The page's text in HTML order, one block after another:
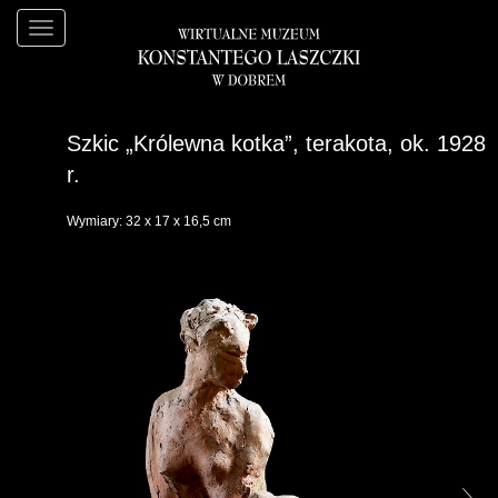
Szkic „Królewna kotka”, terakota, ok. 1928
r.
Wymiary: 32 x 17 x 16,5 cm